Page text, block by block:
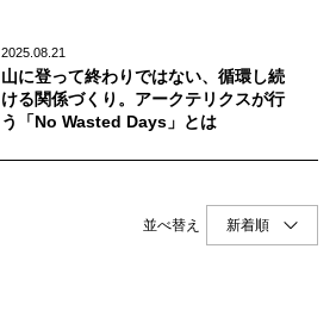
ログイン
会員登録
2025.08.21
山に登って終わりではない、循環し続
ける関係づくり。アークテリクスが行
う「No Wasted Days」とは
並べ替え